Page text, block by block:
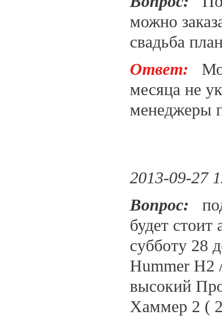
можно
свадьба
Ответ:
месяца не
менеджеры
2013-09-27
Вопрос:
будет стоит
субботу 28
Hummer H2
высокий
Хаммер 2 (